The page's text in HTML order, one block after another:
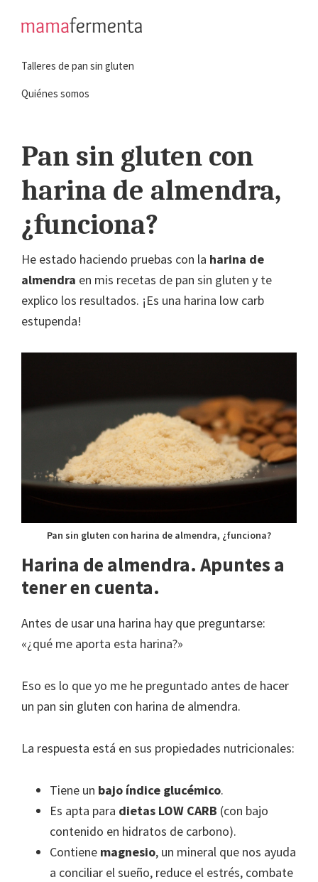
navegación
principal
principal
a
hacer
gluten
Talleres de pan sin gluten
Quiénes somos
Pan sin gluten con
harina de almendra,
¿funciona?
He estado haciendo pruebas con la harina de
almendra en mis recetas de pan sin gluten y te
explico los resultados. ¡Es una harina low carb
estupenda!
Pan sin gluten con harina de almendra, ¿funciona?
Harina de almendra. Apuntes a
tener en cuenta.
Antes de usar una harina hay que preguntarse:
«¿qué me aporta esta harina?»
Eso es lo que yo me he preguntado antes de hacer
un pan sin gluten con harina de almendra.
La respuesta está en sus propiedades nutricionales:
Tiene un bajo índice glucémico.
Es apta para dietas LOW CARB (con bajo
contenido en hidratos de carbono).
Contiene magnesio, un mineral que nos ayuda
a conciliar el sueño, reduce el estrés, combate